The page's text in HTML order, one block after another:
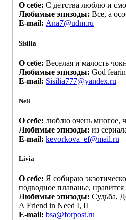
О себе: С детства люблю и
Любимые эпизоды: Все, а
E-mail: Ana7@udm.ru
Sisilia
О себе: Bеселая и малость
Любимые эпизоды: God
E-mail: Sisilia777@yandex.ru
Nell
О себе: люблю очень многое,
Любимые эпизоды: из
E-mail: kevorkova_ef@mail.ru
Livia
О себе: Я собираю
подводное плаванье,
Любимые эпизоды: Судьба,
A Friend in Need I, II
E-mail: bsa@forpost.ru